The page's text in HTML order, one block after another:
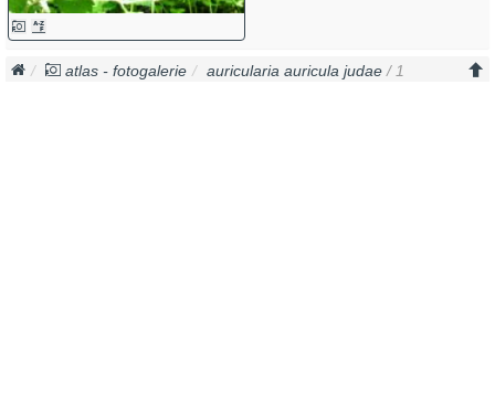
atlas - fotogalerie auricularia auricula judae / 1